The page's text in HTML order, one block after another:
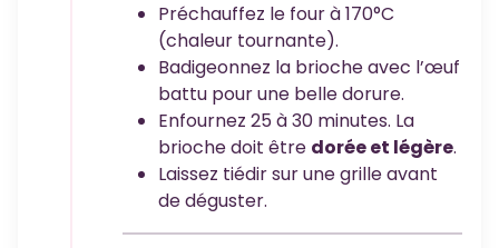
Préchauffez le four à 170°C
(chaleur tournante).
Badigeonnez la brioche avec l’œuf
battu pour une belle dorure.
Enfournez 25 à 30 minutes. La
brioche doit être dorée et légère.
Laissez tiédir sur une grille avant
de déguster.